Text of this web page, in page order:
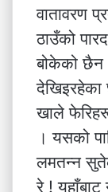
वातावरण
ठाउँको
बोकेको छैन
देखिइरहेका
खाले
। यसको
लमतन्न
रे !